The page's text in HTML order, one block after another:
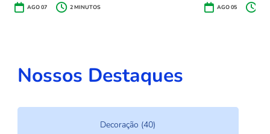
AGO 07 2MINUTOS AGO 05
Nossos Destaques
Decoração (40)